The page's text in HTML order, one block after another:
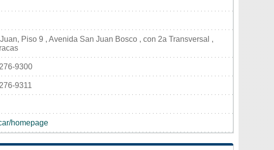
Piso 9 , Avenida San Juan Bosco , con 2a Transversal ,
9300
9311
homepage